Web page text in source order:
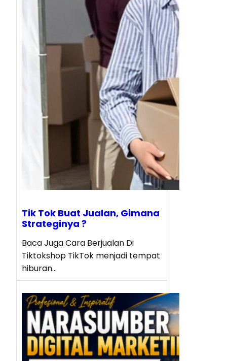
Tik Tok Buat Jualan, Gimana
Strateginya ?
Baca Juga Cara Berjualan Di
Tiktokshop TikTok menjadi tempat
hiburan…